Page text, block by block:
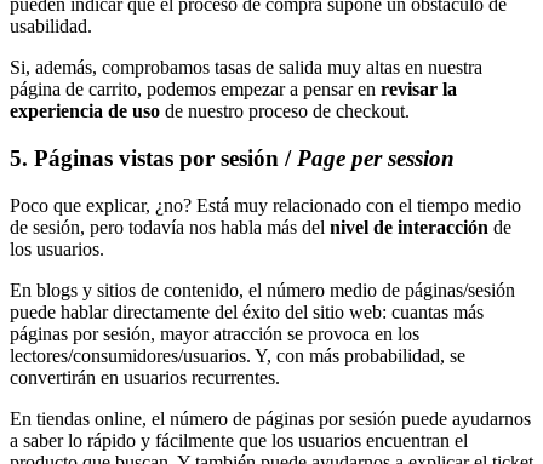
pueden indicar que el proceso de compra supone un obstáculo de
usabilidad.
Si, además, comprobamos tasas de salida muy altas en nuestra
página de carrito, podemos empezar a pensar en revisar la
experiencia de uso de nuestro proceso de checkout.
5. Páginas vistas por sesión / Page per session
Poco que explicar, ¿no? Está muy relacionado con el tiempo medio
de sesión, pero todavía nos habla más del nivel de interacción de
los usuarios.
En blogs y sitios de contenido, el número medio de páginas/sesión
puede hablar directamente del éxito del sitio web: cuantas más
páginas por sesión, mayor atracción se provoca en los
lectores/consumidores/usuarios. Y, con más probabilidad, se
convertirán en usuarios recurrentes.
En tiendas online, el número de páginas por sesión puede ayudarnos
a saber lo rápido y fácilmente que los usuarios encuentran el